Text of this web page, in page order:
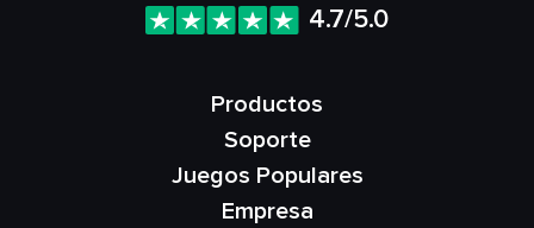
4.7/5.0
Productos
Soporte
Juegos Populares
Empresa